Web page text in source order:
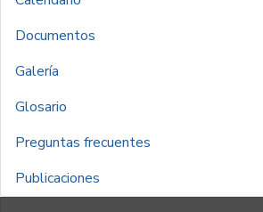
Documentos
Galería
Glosario
Preguntas frecuentes
Publicaciones